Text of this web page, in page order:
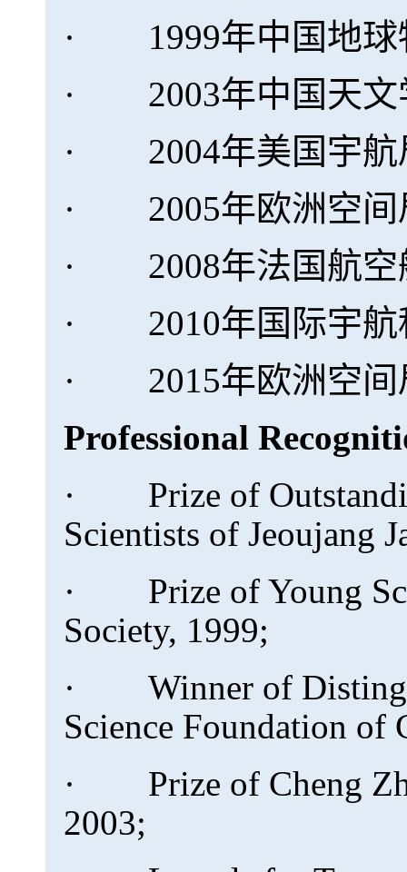
· 1999年中国地球
· 2003年中国天文
· 2004年美国宇航
· 2005年欧洲空间
· 2008年法国航空
· 2010年国际宇航
· 2015年欧洲空间
Professional
· Prize of
Scientists of Jeoujang
· Prize of Young
Society, 1999;
· Winner of
Science Foundation of
· Prize of Cheng
2003;